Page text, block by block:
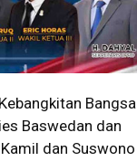
Bangsa
Baswedan dan
dan Suswono